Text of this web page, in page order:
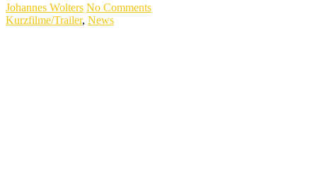
Johannes Wolters No Comments
Kurzfilme/Trailer, News